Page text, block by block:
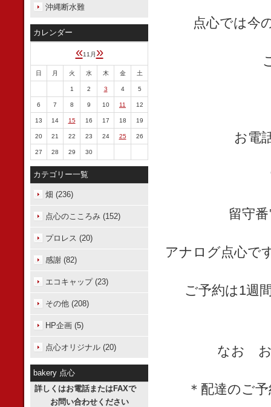
点心では今
お電
留守
アナログ点心で
ご予約は1週
なお お
＊配達のご
沖縄断水難
カレンダー
«11月 »
日 月 火 水 木 金 土
1 2 3 4 5
6 7 8 9 10 11 12
13 14 15 16 17 18 19
20 21 22 23 24 25 26
27 28 29 30
カテゴリー一覧
畑 (236)
点心のこころみ (152)
プロレス (20)
感謝 (82)
エコキャップ (23)
その他 (208)
HP企画 (5)
点心オリジナル (20)
bakery 点心
詳しくはお電話またはFAXで
お問い合わせください